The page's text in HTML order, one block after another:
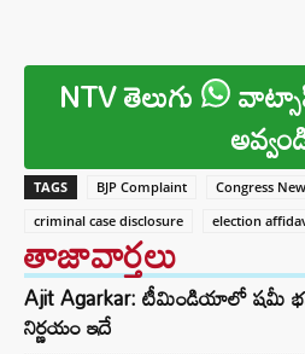
NTV తెలుగు
TAGS BJP Complaint Congress
criminal case disclosure
election
తాజావార్తలు
Ajit Agarkar: టీమిండియాలో షమీ
నిర్ణయం ఇదే